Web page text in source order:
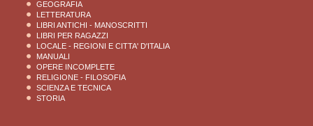
GEOGRAFIA
LETTERATURA
LIBRI ANTICHI - MANOSCRITTI
LIBRI PER RAGAZZI
LOCALE - REGIONI E CITTA' D'ITALIA
MANUALI
OPERE INCOMPLETE
RELIGIONE - FILOSOFIA
SCIENZA E TECNICA
STORIA